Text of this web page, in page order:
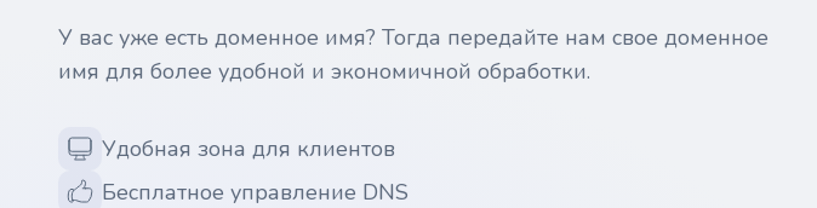
.ws
.ai
У вас уже есть доменное имя? Тогда передайте нам свое доменное
имя для более удобной и экономичной обработки.
Удобная зона для клиентов
Бесплатное управление DNS